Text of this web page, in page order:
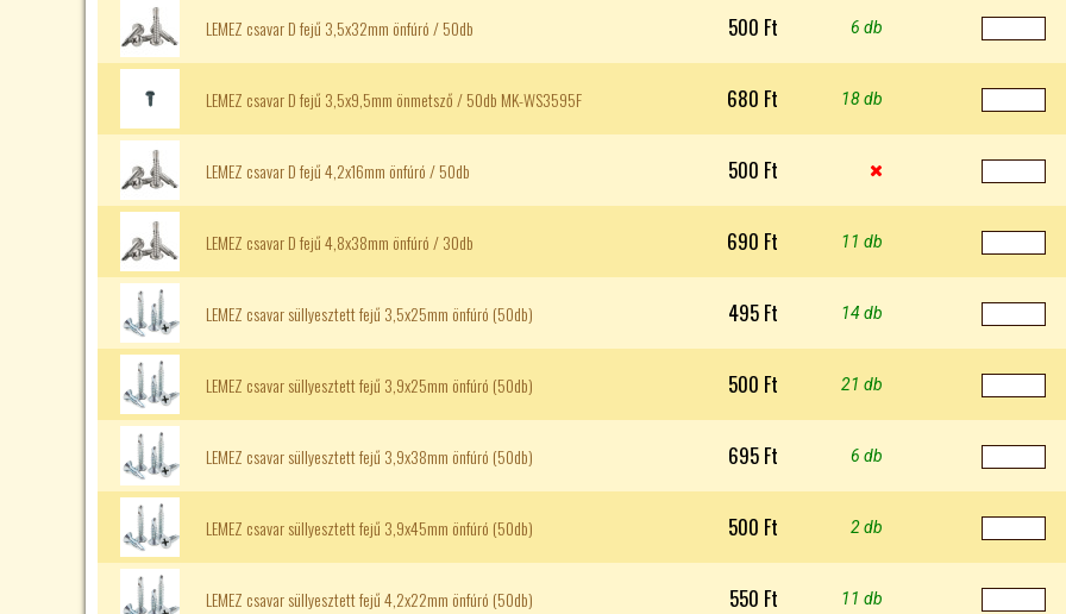
LEMEZ csavar D fejű 3,5x32mm önfúró / 50db 500 Ft 6 db
LEMEZ csavar D fejű 3,5x9,5mm önmetsző / 50db MK-WS3595F 680 Ft 18 db
LEMEZ csavar D fejű 4,2x16mm önfúró / 50db 500 Ft 
LEMEZ csavar D fejű 4,8x38mm önfúró / 30db 690 Ft 11 db
LEMEZ csavar süllyesztett fejű 3,5x25mm önfúró (50db) 495 Ft 14 db
LEMEZ csavar süllyesztett fejű 3,9x25mm önfúró (50db) 500 Ft 21 db
LEMEZ csavar süllyesztett fejű 3,9x38mm önfúró (50db) 695 Ft 6 db
LEMEZ csavar süllyesztett fejű 3,9x45mm önfúró (50db) 500 Ft 2 db
LEMEZ csavar süllyesztett fejű 4,2x22mm önfúró (50db) 550 Ft 11 db